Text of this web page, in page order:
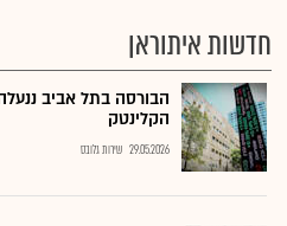
חדשות איתוראן
הבורסה בתל אביב
הקלינטק
29.05.2026 שירות גלובס